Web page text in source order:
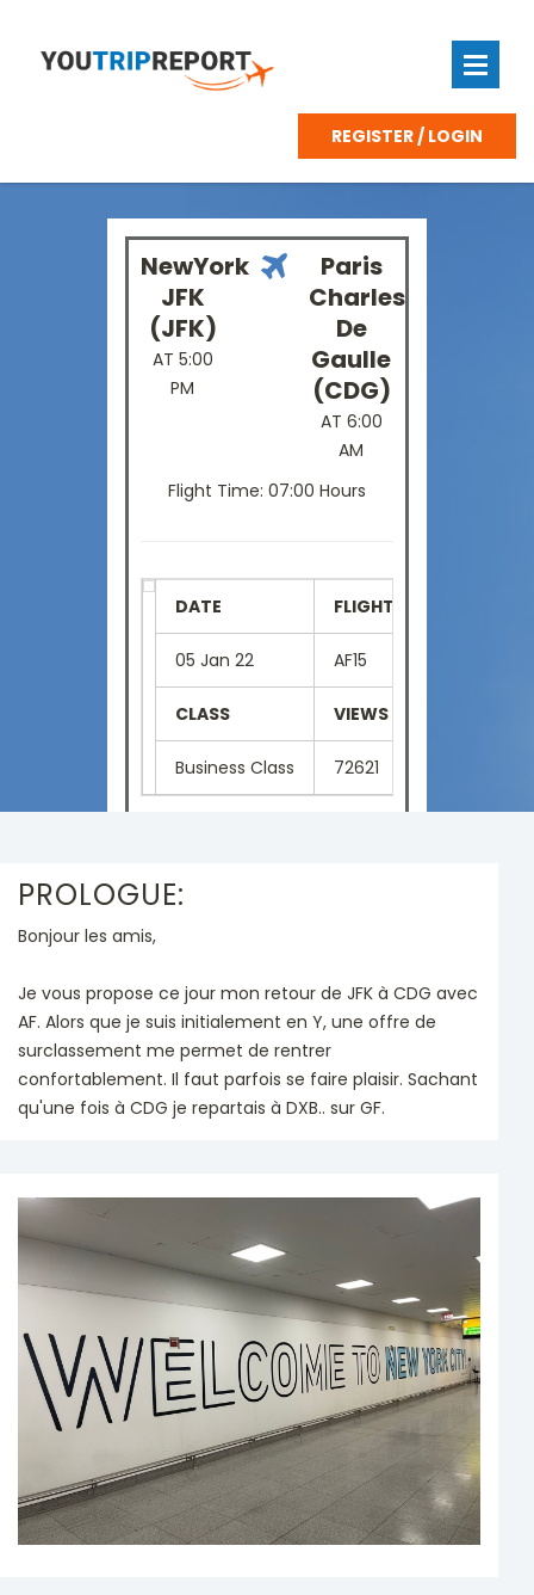
REGISTER / LOGIN
NewYork
JFK
(JFK)
AT 5:00
PM
Paris
Charles
De
Gaulle
(CDG)
AT 6:00
AM
Flight Time: 07:00 Hours
DATE FLIGHT NUMBER
05 Jan 22 AF15
CLASS VIEWS
Business Class 72621
PROLOGUE:
Bonjour les amis,
Je vous propose ce jour mon retour de JFK à CDG avec
AF. Alors que je suis initialement en Y, une offre de
surclassement me permet de rentrer
confortablement. Il faut parfois se faire plaisir. Sachant
qu'une fois à CDG je repartais à DXB.. sur GF.